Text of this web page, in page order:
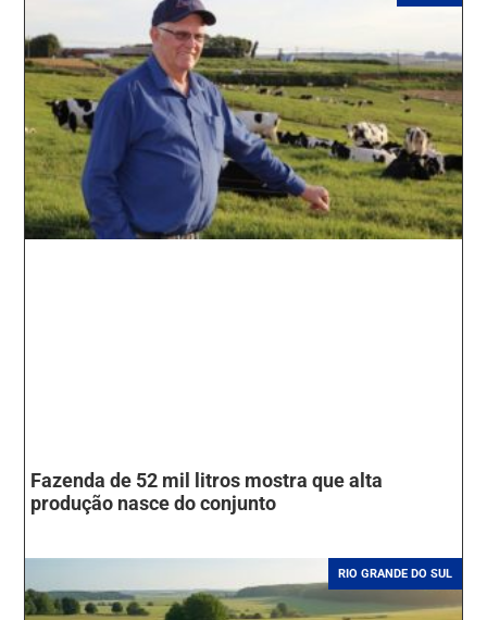
Fazenda de 52 mil litros mostra que alta
produção nasce do conjunto
RIO GRANDE DO SUL